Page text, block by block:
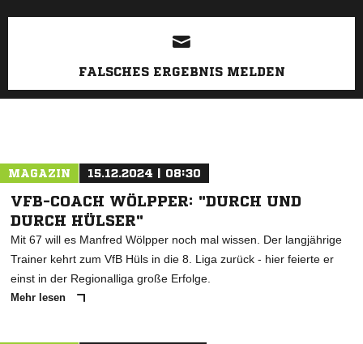
FALSCHES ERGEBNIS MELDEN
MAGAZIN 15.12.2024 | 08:30
VFB-COACH WÖLPPER: "DURCH UND
DURCH HÜLSER"
Mit 67 will es Manfred Wölpper noch mal wissen. Der langjährige
Trainer kehrt zum VfB Hüls in die 8. Liga zurück - hier feierte er
einst in der Regionalliga große Erfolge.
Mehr lesen